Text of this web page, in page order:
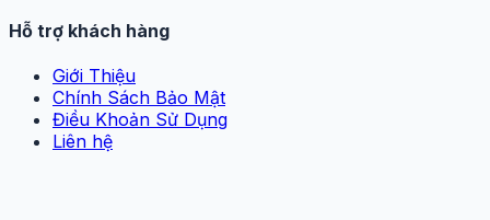
Hỗ trợ khách hàng
Giới Thiệu
Chính Sách Bảo Mật
Điều Khoản Sử Dụng
Liên hệ